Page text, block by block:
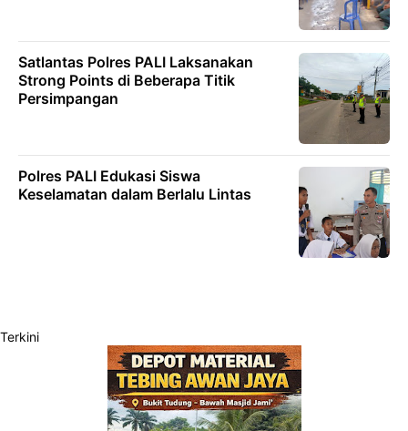
Satlantas Polres PALI Laksanakan
Strong Points di Beberapa Titik
Persimpangan
Polres PALI Edukasi Siswa
Keselamatan dalam Berlalu Lintas
Terkini